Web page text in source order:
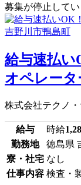
募集が停止して
給与速払い
オペレータ
株式会社テクノ
給与 時給
勤務地
徳島県
寮・社宅 なし
仕事内容 検査・